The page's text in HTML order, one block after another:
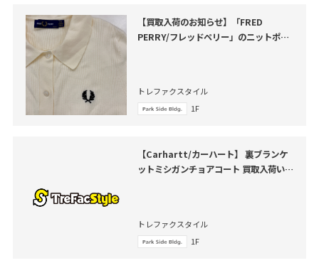
【買取入荷のお知らせ】「FRED
PERRY/フレッドペリー」のニットポロ
トレファクスタイル
1F
【Carhartt/カーハート】 裏ブランケ
ットミシガンチョアコート 買取入荷いた
トレファクスタイル
1F